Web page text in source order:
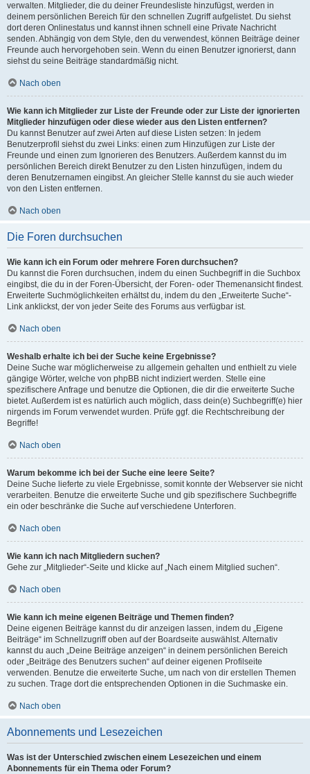
verwalten. Mitglieder, die du deiner Freundesliste hinzufügst, werden in
deinem persönlichen Bereich für den schnellen Zugriff aufgelistet. Du siehst
dort deren Onlinestatus und kannst ihnen schnell eine Private Nachricht
senden. Abhängig von dem Style, den du verwendest, können Beiträge deiner
Freunde auch hervorgehoben sein. Wenn du einen Benutzer ignorierst, dann
siehst du seine Beiträge standardmäßig nicht.
Nach oben
Wie kann ich Mitglieder zur Liste der Freunde oder zur Liste der ignorierten
Mitglieder hinzufügen oder diese wieder aus den Listen entfernen?
Du kannst Benutzer auf zwei Arten auf diese Listen setzen: In jedem
Benutzerprofil siehst du zwei Links: einen zum Hinzufügen zur Liste der
Freunde und einen zum Ignorieren des Benutzers. Außerdem kannst du im
persönlichen Bereich direkt Benutzer zu den Listen hinzufügen, indem du
deren Benutzernamen eingibst. An gleicher Stelle kannst du sie auch wieder
von den Listen entfernen.
Nach oben
Die Foren durchsuchen
Wie kann ich ein Forum oder mehrere Foren durchsuchen?
Du kannst die Foren durchsuchen, indem du einen Suchbegriff in die Suchbox
eingibst, die du in der Foren-Übersicht, der Foren- oder Themenansicht findest.
Erweiterte Suchmöglichkeiten erhältst du, indem du den „Erweiterte Suche“-
Link anklickst, der von jeder Seite des Forums aus verfügbar ist.
Nach oben
Weshalb erhalte ich bei der Suche keine Ergebnisse?
Deine Suche war möglicherweise zu allgemein gehalten und enthielt zu viele
gängige Wörter, welche von phpBB nicht indiziert werden. Stelle eine
spezifischere Anfrage und benutze die Optionen, die dir die erweiterte Suche
bietet. Außerdem ist es natürlich auch möglich, dass dein(e) Suchbegriff(e) hier
nirgends im Forum verwendet wurden. Prüfe ggf. die Rechtschreibung der
Begriffe!
Nach oben
Warum bekomme ich bei der Suche eine leere Seite?
Deine Suche lieferte zu viele Ergebnisse, somit konnte der Webserver sie nicht
verarbeiten. Benutze die erweiterte Suche und gib spezifischere Suchbegriffe
ein oder beschränke die Suche auf verschiedene Unterforen.
Nach oben
Wie kann ich nach Mitgliedern suchen?
Gehe zur „Mitglieder“-Seite und klicke auf „Nach einem Mitglied suchen“.
Nach oben
Wie kann ich meine eigenen Beiträge und Themen finden?
Deine eigenen Beiträge kannst du dir anzeigen lassen, indem du „Eigene
Beiträge“ im Schnellzugriff oben auf der Boardseite auswählst. Alternativ
kannst du auch „Deine Beiträge anzeigen“ in deinem persönlichen Bereich
oder „Beiträge des Benutzers suchen“ auf deiner eigenen Profilseite
verwenden. Benutze die erweiterte Suche, um nach von dir erstellen Themen
zu suchen. Trage dort die entsprechenden Optionen in die Suchmaske ein.
Nach oben
Abonnements und Lesezeichen
Was ist der Unterschied zwischen einem Lesezeichen und einem
Abonnements für ein Thema oder Forum?